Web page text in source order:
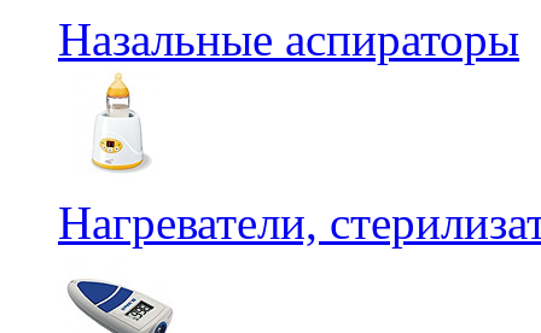
Назальные аспираторы
Нагреватели,